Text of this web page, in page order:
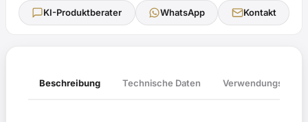
KI-Produktberater WhatsApp Kontakt
Beschreibung Technische Daten Verwendungsliste